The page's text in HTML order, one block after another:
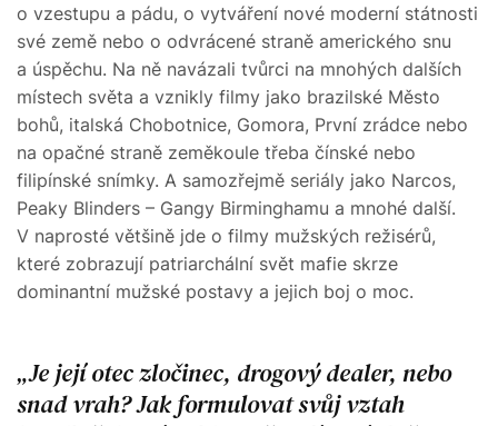
o vzestupu a pádu, o vytváření nové moderní státnosti
své země nebo o odvrácené straně amerického snu
a úspěchu. Na ně navázali tvůrci na mnohých dalších
místech světa a vznikly filmy jako brazilské Město
bohů, italská Chobotnice, Gomora, První zrádce nebo
na opačné straně zeměkoule třeba čínské nebo
filipínské snímky. A samozřejmě seriály jako Narcos,
Peaky Blinders – Gangy Birminghamu a mnohé další.
V naprosté většině jde o filmy mužských režisérů,
které zobrazují patriarchální svět mafie skrze
dominantní mužské postavy a jejich boj o moc.
Je její otec zločinec, drogový dealer, nebo
snad vrah? Jak formulovat svůj vztah